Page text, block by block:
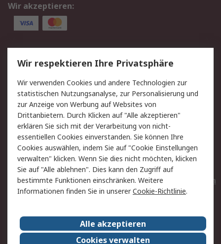
Wir akzeptieren:
Service
Value Added Services
Lieferlösungen
Rücksendungen
Kontakt
Hilfe
Privatkunden
Rechtliches
AGB
Datenschutz
Cookie-Richtlinie
Zahlungsbedingungen
Copyright/Impressum
Entsorgung
Elektrogeräte/Batterien
RS weltweit
Karriere bei RS
Nachhaltigkeit
Wir respektieren Ihre Privatsphäre
Wir verwenden Cookies und andere Technologien zur
statistischen Nutzungsanalyse, zur Personalisierung und
zur Anzeige von Werbung auf Websites von
Drittanbietern. Durch Klicken auf "Alle akzeptieren"
erklären Sie sich mit der Verarbeitung von nicht-
essentiellen Cookies einverstanden. Sie können Ihre
Cookies auswählen, indem Sie auf "Cookie Einstellungen
verwalten" klicken. Wenn Sie dies nicht möchten, klicken
Sie auf "Alle ablehnen". Dies kann den Zugriff auf
bestimmte Funktionen einschränken. Weitere
Informationen finden Sie in unsererCookie-Richtlinie.
Alle akzeptieren
Cookies verwalten